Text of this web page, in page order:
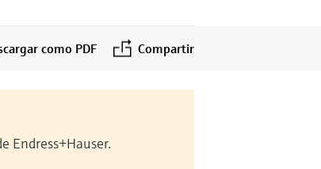
como PDF Compartir
Endress+Hauser.